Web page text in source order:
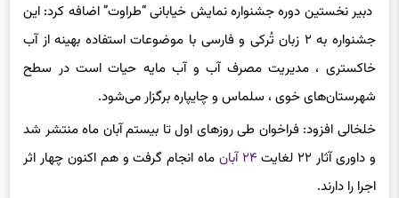
دبیر نخستین دوره جشنواره نمایش خیابانی “طراوت” اضافه کرد: این
جشنواره به ۲ زبان تُرکی و فارسی با موضوعات استفاده بهینه از آب
خاکستری ، مدیریت مصرف آب و آب مایه حیات است در سطح
شهرستان‌های خوی ، سلماس و چایپاره برگزار می‌شود.
خلخالی افزود: فراخوان طی روزهای اول تا بیستم آبان ماه منتشر شد
و داوری آثار ۲۲ لغایت
۲۴ آبان
ماه انجام گرفت و هم اکنون چهار اثر
اجرا را دارند.